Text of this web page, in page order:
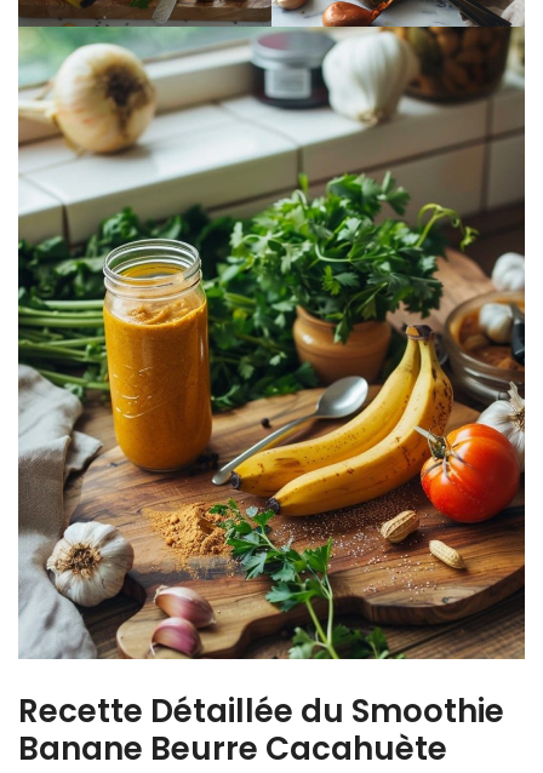
Recette Détaillée du Smoothie
Banane Beurre Cacahuète